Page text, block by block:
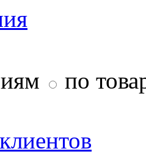
по